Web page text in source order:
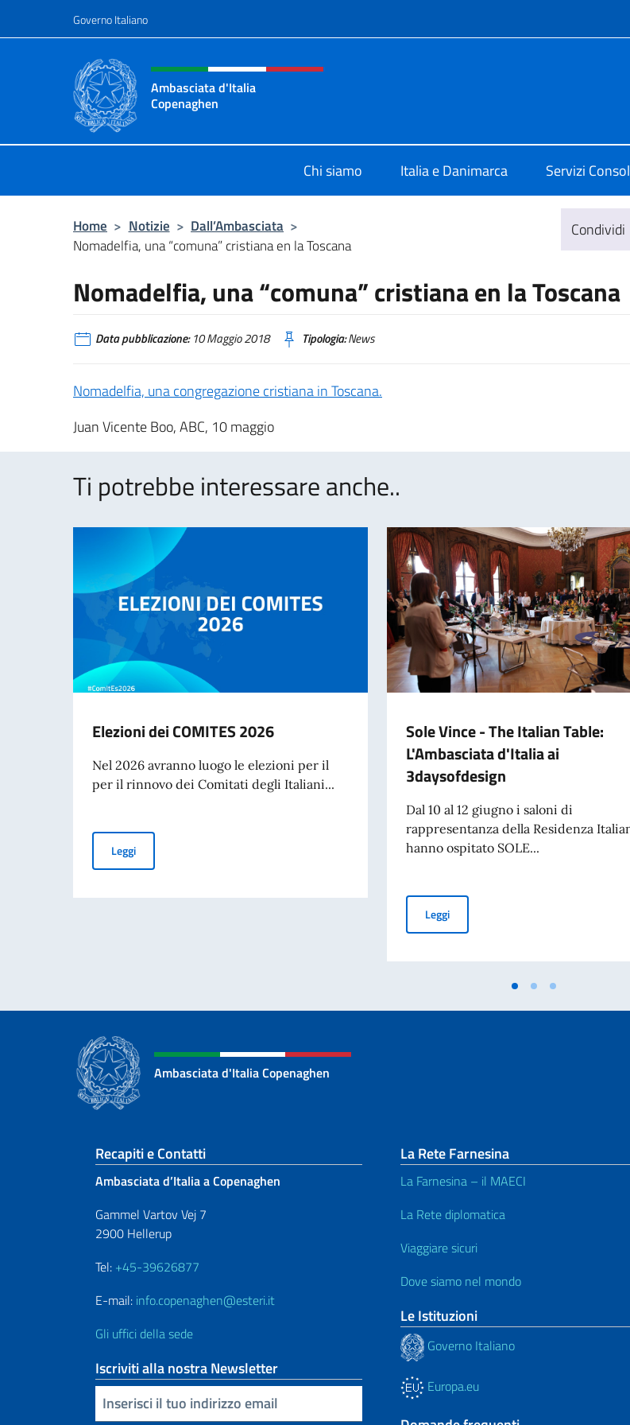
Governo Italiano
Intestazione sito, social e menù
Ambasciata d'Italia
Copenaghen
Chi siamo Italia e Danimarca Servizi
Home > Notizie > Dall’Ambasciata >
Nomadelfia, una “comuna” cristiana en la Toscana
Condividi
Nomadelfia, una “comuna” cristiana en la Toscana
Data pubblicazione:10 Maggio 2018 Tipologia:News
Nomadelfia, una congregazione cristiana in Toscana.
Juan Vicente Boo, ABC, 10 maggio
Ti potrebbe interessare anche..
Elezioni dei COMITES 2026
Nel 2026 avranno luogo le elezioni per il
per il rinnovo dei Comitati degli Italiani...
LeggiElezioni dei COMITES 2026
Sole Vince - The Italian Table:
L'Ambasciata d'Italia ai
3daysofdesign
Dal 10 al 12 giugno i saloni di
rappresentanza della Residenza
hanno ospitato SOLE...
LeggiSole Vince - The Italian Table:
Ambasciata d'Italia Copenaghen
Sezione footer
Recapiti e Contatti
Ambasciata d’Italia a Copenaghen
Gammel Vartov Vej 7
2900 Hellerup
Tel: +45-39626877
E-mail: info.copenaghen@esteri.it
Gli uffici della sede
Iscriviti alla nostra Newsletter
Inserisci la tua email
La Rete Farnesina
La Farnesina – il MAECI
La Rete diplomatica
Viaggiare sicuri
Dove siamo nel mondo
Le Istituzioni
Governo Italiano
Europa.eu